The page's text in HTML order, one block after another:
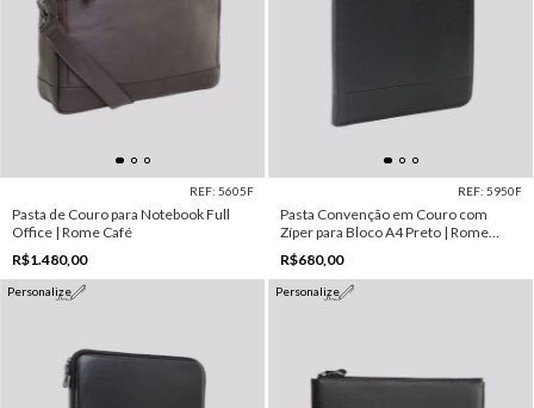
REF: 5605F
Pasta de Couro para Notebook Full
Office | Rome Café
R$1.480,00
REF: 5950F
Pasta Convenção em Couro com
Zíper para Bloco A4 Preto | Rome
Preto
R$680,00
Personalize Personalize